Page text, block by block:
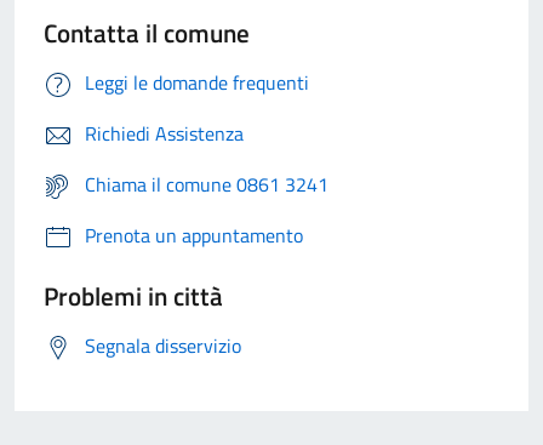
Contatta il comune
Leggi le domande frequenti
Richiedi Assistenza
Chiama il comune 0861 3241
Prenota un appuntamento
Problemi in città
Segnala disservizio